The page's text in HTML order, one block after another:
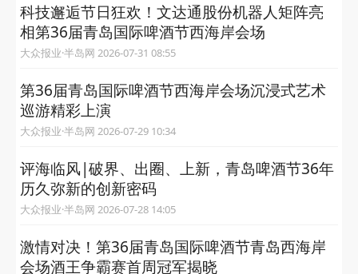
科技邂逅节日狂欢！文达通股份机器人矩阵亮
相第36届青岛国际啤酒节西海岸会场
大众报业·半岛网 2026-07-31 08:55
第36届青岛国际啤酒节西海岸会场沉浸式艺术
巡游精彩上演
大众报业·半岛网 2026-07-29 10:34
评海临风|破界、出圈、上新，青岛啤酒节36年
历久弥新的创新密码
大众报业·半岛网 2026-07-28 14:05
激情对决！第36届青岛国际啤酒节青岛西海岸
会场酒王争霸赛首周冠军揭晓